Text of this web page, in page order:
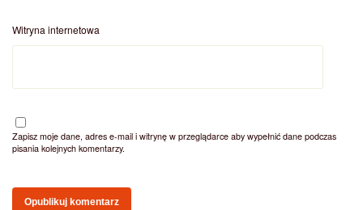
Witryna internetowa
Zapisz moje dane, adres e-mail i witrynę w przeglądarce aby wypełnić dane podczas
pisania kolejnych komentarzy.